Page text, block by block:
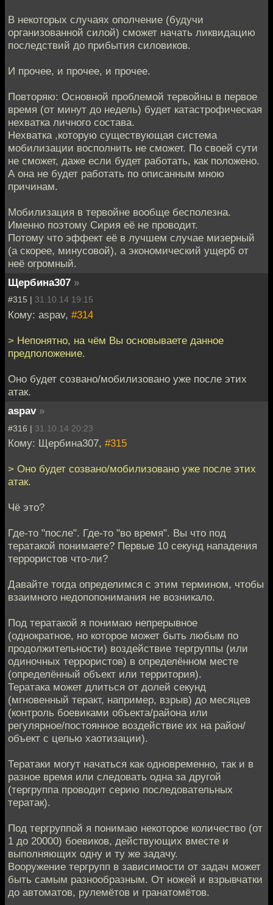
В некоторых случаях ополчение (будучи
организованной силой) сможет начать ликвидацию
последствий до прибытия силовиков.
И прочее, и прочее, и прочее.
Повторяю: Основной проблемой тервойны в первое
время (от минут до недель) будет катастрофическая
нехватка личного состава.
Нехватка ,которую существующая система
мобилизации восполнить не сможет. По своей сути
не сможет, даже если будет работать, как положено.
А она не будет работать по описанным мною
причинам.
Мобилизация в тервойне вообще бесполезна.
Именно поэтому Сирия её не проводит.
Потому что эффект её в лучшем случае мизерный
(а скорее, минусовой), а экономический ущерб от
неё огромный.
Щербина307 »
#315 | 31.10.14 19:15
Кому: aspav, #314
> Непонятно, на чём Вы основываете данное
предположение.
Оно будет созвано/мобилизовано уже после этих
атак.
aspav »
#316 | 31.10.14 20:23
Кому: Щербина307, #315
> Оно будет созвано/мобилизовано уже после этих
атак.
Чё это?
Где-то "после". Где-то "во время". Вы что под
тератакой понимаете? Первые 10 секунд нападения
террористов что-ли?
Давайте тогда определимся с этим термином, чтобы
взаимного недопопонимания не возникало.
Под тератакой я понимаю непрерывное
(однократное, но которое может быть любым по
продолжительности) воздействие тергруппы (или
одиночных террористов) в определённом месте
(определённый объект или территория).
Тератака может длиться от долей секунд
(мгновенный теракт, например, взрыв) до месяцев
(контроль боевиками объекта/района или
регулярное/постоянное воздействие их на район/
объект с целью хаотизации).
Тератаки могут начаться как одновременно, так и в
разное время или следовать одна за другой
(тергруппа проводит серию последовательных
тератак).
Под тергруппой я понимаю некоторое количество (от
1 до 20000) боевиков, действующих вместе и
выполняющих одну и ту же задачу.
Вооружение тергрупп в зависимости от задач может
быть самым разнообразным. От ножей и взрывчатки
до автоматов, рулемётов и гранатомётов.